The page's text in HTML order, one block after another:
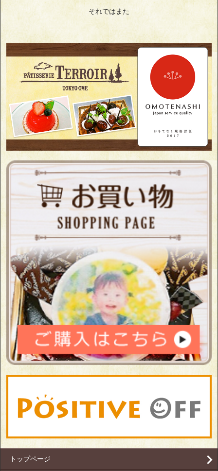
それではまた
トップページ